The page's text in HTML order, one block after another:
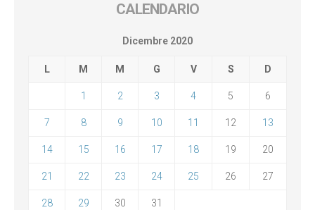
CALENDARIO
Dicembre 2020
L M M G V S D
1 2 3 4 5 6
7 8 9 10 11 12 13
14 15 16 17 18 19 20
21 22 23 24 25 26 27
28 29 30 31